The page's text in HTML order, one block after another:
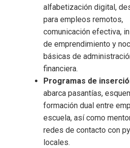
alfabetización digital,
para empleos remotos,
comunicación efectiva,
de emprendimiento y
básicas de
financiera.
Programas de
abarca pasantías,
formación dual entre
escuela, así como
redes de contacto con
locales.